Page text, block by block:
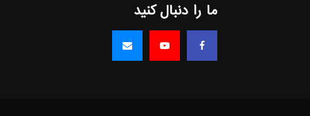
ما را دنبال کنید